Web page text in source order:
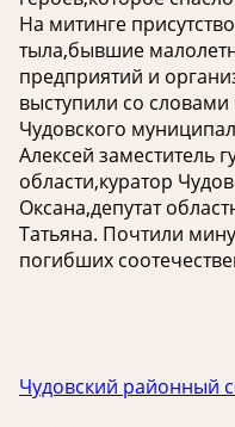
На митинге
тыла,бывшие
предприятий и
выступили со
Чудовского
Алексей заместитель
области,куратор
Оксана,депутат
Татьяна. Почтили
погибших
Чудовский районный